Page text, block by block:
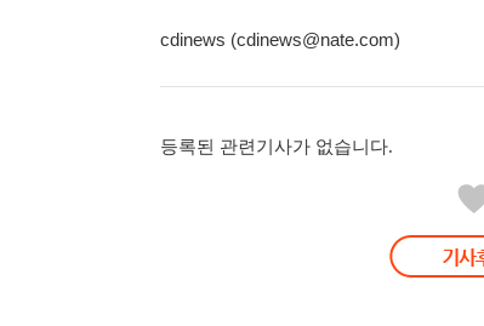
cdinews (cdinews@nate.com)
등록된 관련기사가 없습니다.